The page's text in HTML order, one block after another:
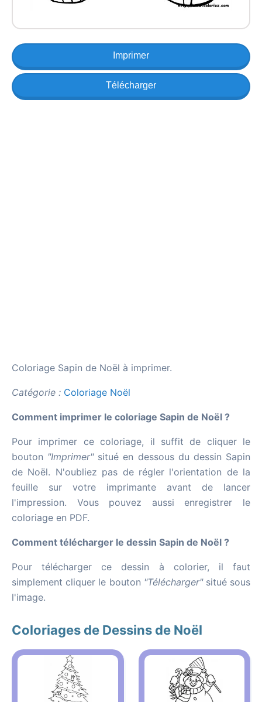
Imprimer
Télécharger
Coloriage Sapin de Noël à imprimer.
Catégorie : Coloriage Noël
Comment imprimer le coloriage Sapin de Noël ?
Pour imprimer ce coloriage, il suffit de cliquer le
bouton "Imprimer"situé en dessous du dessin Sapin
de Noël. N'oubliez pas de régler l'orientation de la
feuille sur votre imprimante avant de lancer
l'impression. Vous pouvez aussi enregistrer le
coloriage en PDF.
Comment télécharger le dessin Sapin de Noël ?
Pour télécharger ce dessin à colorier, il faut
simplement cliquer le bouton "Télécharger"situé sous
l'image.
Coloriages de Dessins de Noël